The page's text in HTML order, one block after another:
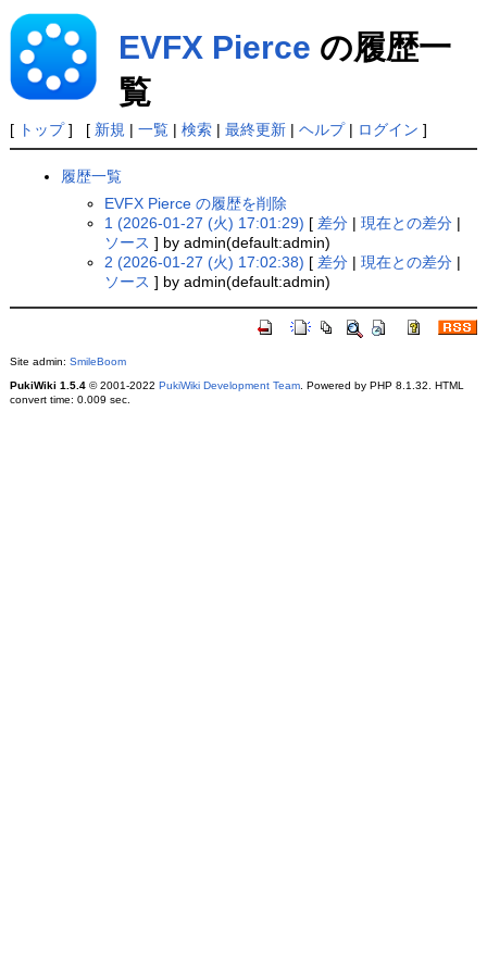
EVFX Pierce の履歴一
覧
[ トップ] [ 新規 | 一覧| 検索| 最終更新| ヘルプ| ログイン ]
履歴一覧
EVFX Pierce の履歴を削除
1 (2026-01-27 (火) 17:01:29) [ 差分 |現在との差分 |
ソース ] by admin(default:admin)
2 (2026-01-27 (火) 17:02:38) [ 差分 |現在との差分 |
ソース ] by admin(default:admin)
Site admin: SmileBoom
PukiWiki 1.5.4© 2001-2022 PukiWiki Development Team. Powered by PHP 8.1.32. HTML
convert time: 0.009 sec.